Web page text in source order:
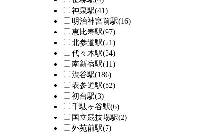
神泉駅(41)
明治神宮前駅(16)
恵比寿駅(97)
北参道駅(21)
代々木駅(34)
南新宿駅(11)
渋谷駅(186)
表参道駅(52)
初台駅(3)
千駄ヶ谷駅(6)
国立競技場駅(2)
外苑前駅(7)